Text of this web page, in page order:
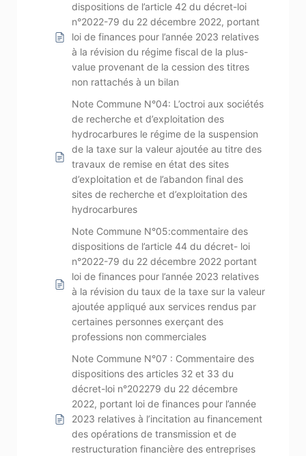
dispositions de l’article 42 du décret-loi
n°2022-79 du 22 décembre 2022, portant
loi de finances pour l’année 2023 relatives
à la révision du régime fiscal de la plus-
value provenant de la cession des titres
non rattachés à un bilan
Note Commune N°04: L’octroi aux sociétés
de recherche et d’exploitation des
hydrocarbures le régime de la suspension
de la taxe sur la valeur ajoutée au titre des
travaux de remise en état des sites
d’exploitation et de l’abandon final des
sites de recherche et d’exploitation des
hydrocarbures
Note Commune N°05:commentaire des
dispositions de l’article 44 du décret- loi
n°2022-79 du 22 décembre 2022 portant
loi de finances pour l’année 2023 relatives
à la révision du taux de la taxe sur la valeur
ajoutée appliqué aux services rendus par
certaines personnes exerçant des
professions non commerciales
Note Commune N°07 : Commentaire des
dispositions des articles 32 et 33 du
décret-loi n°202279 du 22 décembre
2022, portant loi de finances pour l’année
2023 relatives à l’incitation au financement
des opérations de transmission et de
restructuration financière des entreprises